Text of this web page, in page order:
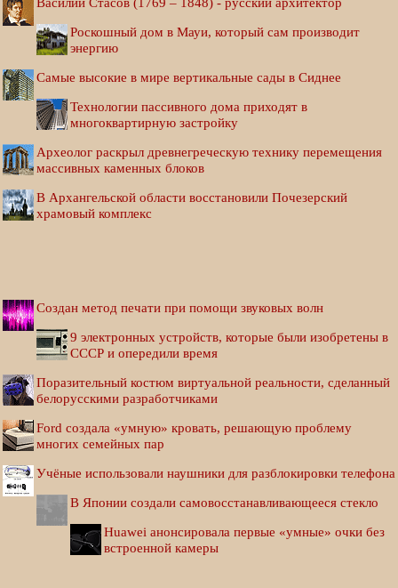
Роскошный дом в Мауи, который сам производит
энергию
Самые высокие в мире вертикальные сады в Сиднее
Технологии пассивного дома приходят в
многоквартирную застройку
Археолог раскрыл древнегреческую технику перемещения
массивных каменных блоков
В Архангельской области восстановили Почезерский
храмовый комплекс
Создан метод печати при помощи звуковых волн
9 электронных устройств, которые были изобретены в
СССР и опередили время
Поразительный костюм виртуальной реальности, сделанный
белорусскими разработчиками
Ford создала «умную» кровать, решающую проблему
многих семейных пар
Учёные использовали наушники для разблокировки телефона
В Японии создали самовосстанавливающееся стекло
Huawei анонсировала первые «умные» очки без
встроенной камеры